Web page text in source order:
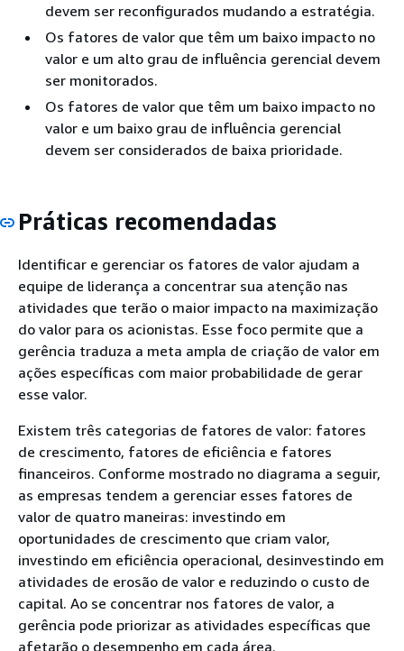
devem ser reconfigurados mudando a estratégia.
Os fatores de valor que têm um baixo impacto no
valor e um alto grau de influência gerencial devem
ser monitorados.
Os fatores de valor que têm um baixo impacto no
valor e um baixo grau de influência gerencial
devem ser considerados de baixa prioridade.
Práticas recomendadas
Identificar e gerenciar os fatores de valor ajudam a
equipe de liderança a concentrar sua atenção nas
atividades que terão o maior impacto na maximização
do valor para os acionistas. Esse foco permite que a
gerência traduza a meta ampla de criação de valor em
ações específicas com maior probabilidade de gerar
esse valor.
Existem três categorias de fatores de valor: fatores
de crescimento, fatores de eficiência e fatores
financeiros. Conforme mostrado no diagrama a seguir,
as empresas tendem a gerenciar esses fatores de
valor de quatro maneiras: investindo em
oportunidades de crescimento que criam valor,
investindo em eficiência operacional, desinvestindo em
atividades de erosão de valor e reduzindo o custo de
capital. Ao se concentrar nos fatores de valor, a
gerência pode priorizar as atividades específicas que
afetarão o desempenho em cada área.